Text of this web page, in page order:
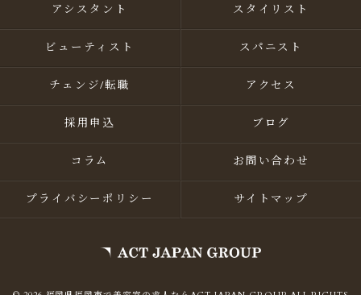
アシスタント スタイリスト
ビューティスト スパニスト
チェンジ/転職 アクセス
採用申込 ブログ
コラム お問い合わせ
プライバシーポリシー サイトマップ